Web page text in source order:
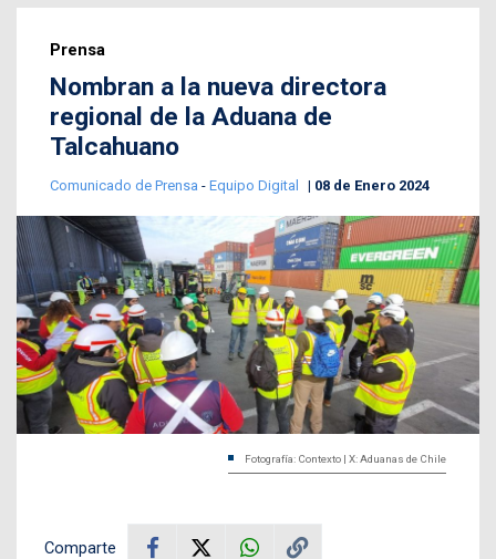
Prensa
Nombran a la nueva directora
regional de la Aduana de
Talcahuano
Comunicado de Prensa - Equipo Digital 08 de Enero 2024
Fotografía: Contexto | X: Aduanas de Chile
Comparte